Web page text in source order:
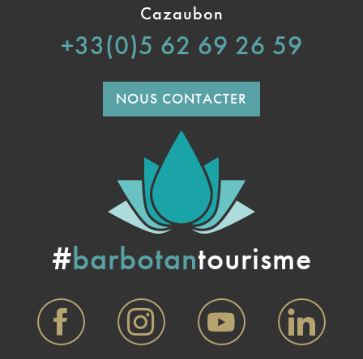
Cazaubon
+33(0)5 62 69 26 59
NOUS CONTACTER
#barbotantourisme